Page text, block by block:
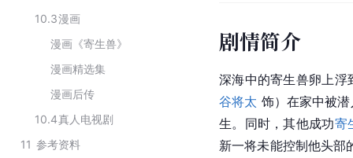
10.3漫画
漫画《寄生兽》
漫画精选集
漫画后传
10.4真人电视剧
11 参考资料
剧情简介
深海中的寄生兽卵上
谷将太 饰）在家中被
生。同时，其他成功寄
新一将未能控制他头部